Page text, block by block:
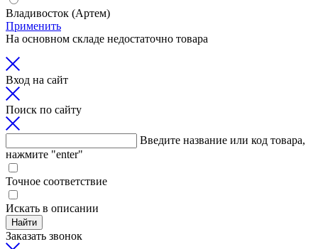
Владивосток (Артем)
Применить
На основном складе недостаточно товара
Вход на сайт
Поиск по сайту
Введите название или код товара,
нажмите "enter"
Точное соответствие
Искать в описании
Найти
Заказать звонок